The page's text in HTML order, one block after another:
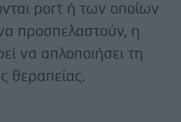
port ή των οποίων
προσπελαστούν, η
να απλοποιήσει τη
θεραπείας.